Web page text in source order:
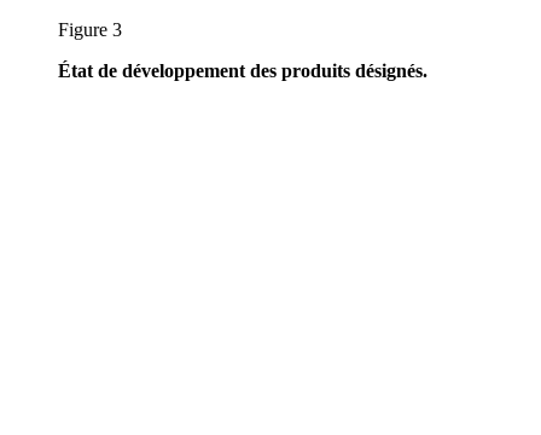
Figure 3
État de développement des produits désignés.